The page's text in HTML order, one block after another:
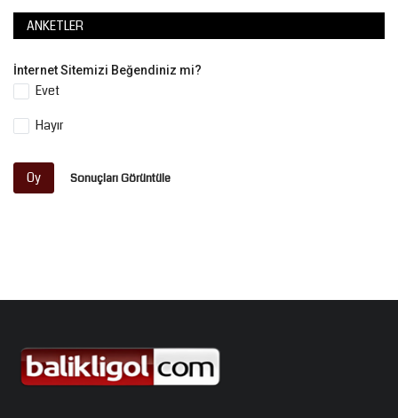
ANKETLER
İnternet Sitemizi Beğendiniz mi?
Evet
Hayır
Oy Sonuçları Görüntüle